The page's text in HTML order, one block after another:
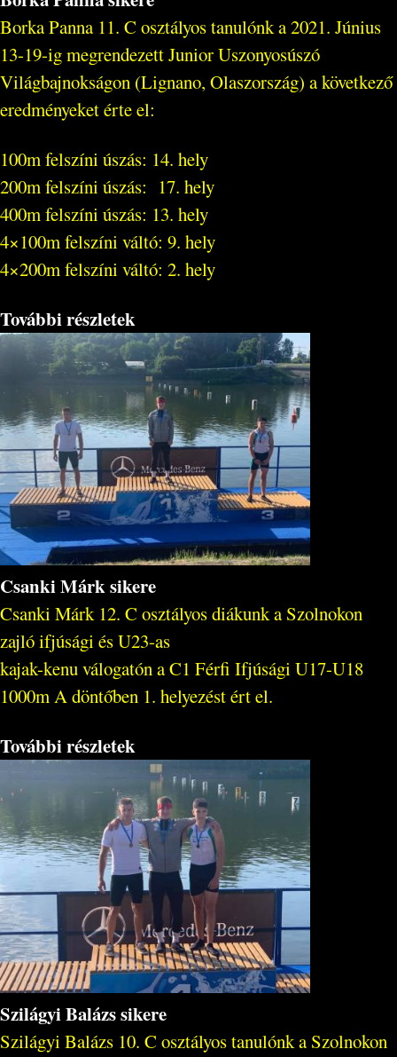
Borka Panna 11. C osztályos tanulónk a 2021. Június
13-19-ig megrendezett Junior Uszonyosúszó
Világbajnokságon (Lignano, Olaszország) a következő
eredményeket érte el:
100m felszíni úszás: 14. hely
200m felszíni úszás: 17. hely
400m felszíni úszás: 13. hely
4×100m felszíni váltó: 9. hely
4×200m felszíni váltó: 2. hely
További részletek
Csanki Márk sikere
Csanki Márk 12. C osztályos diákunk a Szolnokon
zajló ifjúsági és U23-as
kajak-kenu válogatón a C1 Férfi Ifjúsági U17-U18
1000m A döntőben 1. helyezést ért el.
További részletek
Szilágyi Balázs sikere
Szilágyi Balázs 10. C osztályos tanulónk a Szolnokon